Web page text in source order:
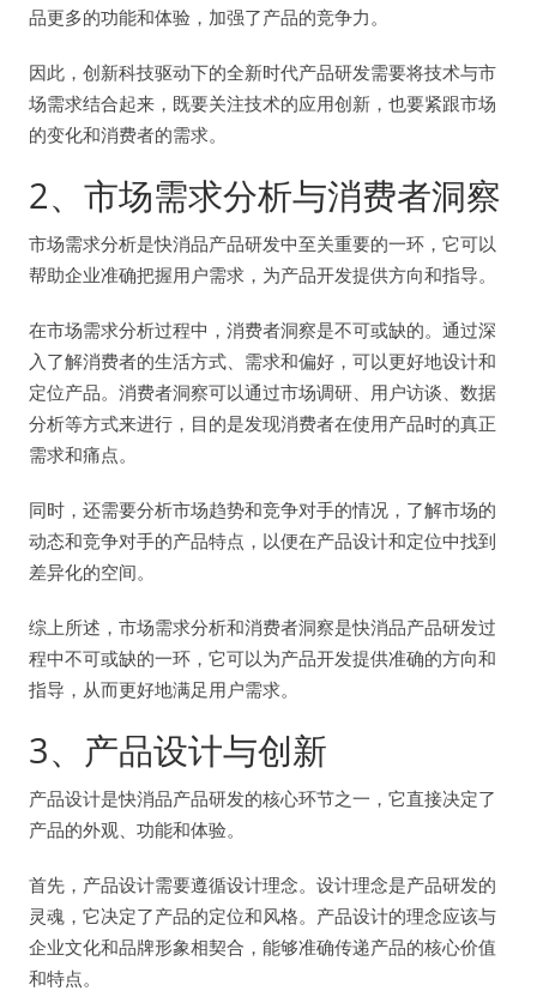
品更多的功能和体验，加强了产品的竞争力。
因此，创新科技驱动下的全新时代产品研发需要将技术与市
场需求结合起来，既要关注技术的应用创新，也要紧跟市场
的变化和消费者的需求。
2、市场需求分析与消费者洞察
市场需求分析是快消品产品研发中至关重要的一环，它可以
帮助企业准确把握用户需求，为产品开发提供方向和指导。
在市场需求分析过程中，消费者洞察是不可或缺的。通过深
入了解消费者的生活方式、需求和偏好，可以更好地设计和
定位产品。消费者洞察可以通过市场调研、用户访谈、数据
分析等方式来进行，目的是发现消费者在使用产品时的真正
需求和痛点。
同时，还需要分析市场趋势和竞争对手的情况，了解市场的
动态和竞争对手的产品特点，以便在产品设计和定位中找到
差异化的空间。
综上所述，市场需求分析和消费者洞察是快消品产品研发过
程中不可或缺的一环，它可以为产品开发提供准确的方向和
指导，从而更好地满足用户需求。
3、产品设计与创新
产品设计是快消品产品研发的核心环节之一，它直接决定了
产品的外观、功能和体验。
首先，产品设计需要遵循设计理念。设计理念是产品研发的
灵魂，它决定了产品的定位和风格。产品设计的理念应该与
企业文化和品牌形象相契合，能够准确传递产品的核心价值
和特点。